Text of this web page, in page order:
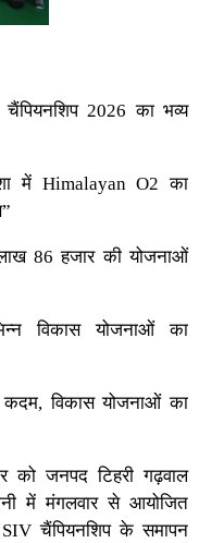
2026 का भव्य
में Himalayan O2 का
लाख 86 हजार की योजनाओं
विकास योजनाओं का
विकास योजनाओं का
जनपद टिहरी गढ़वाल
में मंगलवार से आयोजित
चैंपियनशिप के समापन